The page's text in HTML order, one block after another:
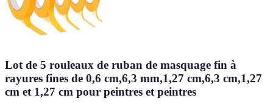
Lot de 5 rouleaux de ruban de masquage fin à
rayures fines de 0,6 cm,6,3 mm,1,27 cm,6,3 cm,1,27
cm et 1,27 cm pour peintres et peintres